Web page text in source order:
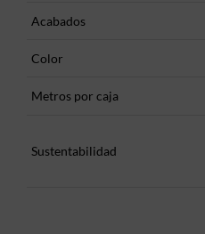
Acabados
Color
Metros por caja
Sustentabilidad